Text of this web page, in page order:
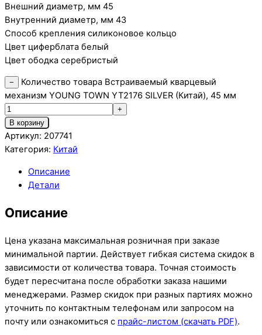
Внешний диаметр, мм 45
Внутренний диаметр, мм 43
Способ крепления силиконовое кольцо
Цвет циферблата белый
Цвет ободка серебристый
−
Количество товара Встраиваемый кварцевый
механизм YOUNG TOWN YT2176 SILVER (Китай), 45 мм
+
В корзину
Артикул: 207741
Категория: Китай
Описание
Детали
Описание
Цена указана максимальная розничная при заказе
минимальной партии. Действует гибкая система скидок в
зависимости от количества товара. Точная стоимость
будет пересчитана после обработки заказа нашими
менеджерами. Размер скидок при разных партиях можно
уточнить по контактным телефонам или запросом на
почту или ознакомиться с прайс-листом (скачать PDF).